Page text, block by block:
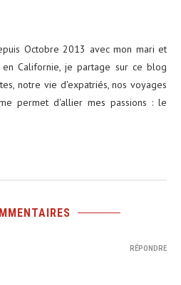
Octobre 2013 avec mon mari et
Californie, je partage sur ce blog
notre vie d'expatriés, nos voyages
permet d'allier mes passions : le
RÉPONDRE